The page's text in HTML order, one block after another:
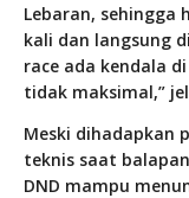
Lebaran, sehingga
kali dan langsung
race ada kendala
tidak maksimal,”
Meski dihadapkan
teknis saat
DND mampu